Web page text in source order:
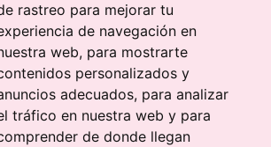
rastreo para mejorar tu
de navegación en
web, para mostrarte
personalizados y
adecuados, para analizar
tráfico en nuestra web y para
de donde llegan